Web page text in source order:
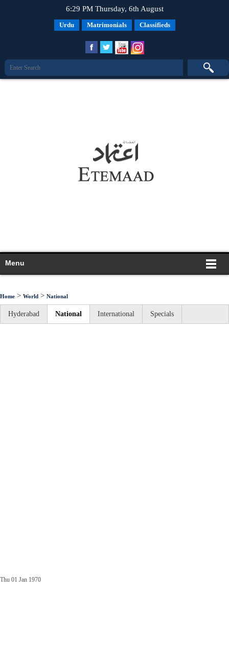
6:29 PM Thursday, 6th August
Urdu Matrimonials Classifieds
Menu
Home > World > National
Hyderabad National International Specials
Thu 01 Jan 1970